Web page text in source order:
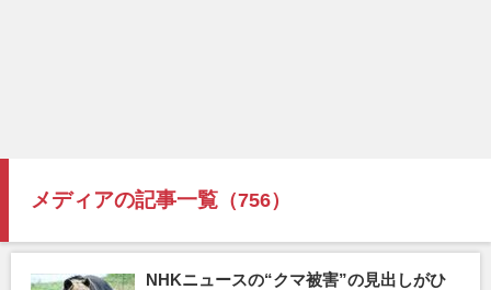
メディアの記事一覧 （756）
NHKニュースの“クマ被害”の見出しがひ